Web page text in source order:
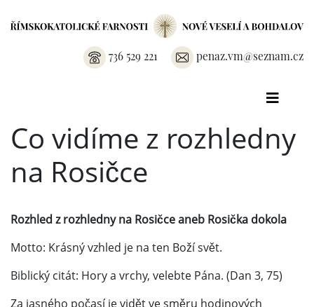
736 529 221 penaz.vm@seznam.cz
Co vidíme z rozhledny
na Rosičce
Rozhled z rozhledny na Rosičce aneb Rosička dokola
Motto: Krásný vzhled je na ten Boží svět.
Biblický citát: Hory a vrchy, velebte Pána. (Dan 3, 75)
Za jasného počasí je vidět ve směru hodinových